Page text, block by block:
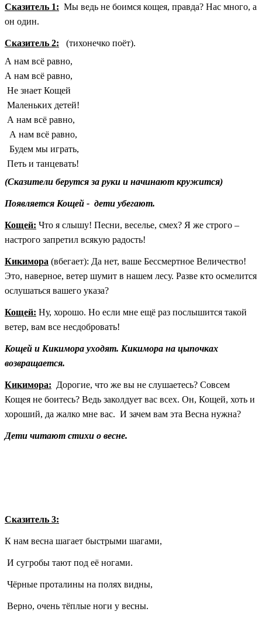
Сказитель 1: Мы ведь не боимся кощея, правда? Нас много, а
он один.
Сказитель 2: (тихонечко поёт).
А нам всё равно,
А нам всё равно,
Не знает Кощей
Маленьких детей!
А нам всё равно,
А нам всё равно,
Будем мы играть,
Петь и танцевать!
(Сказители берутся за руки и начинают кружится)
Появляется Кощей - дети убегают.
Кощей: Что я слышу! Песни, веселье, смех? Я же строго –
настрого запретил всякую радость!
Кикимора (вбегает): Да нет, ваше Бессмертное Величество!
Это, наверное, ветер шумит в нашем лесу. Разве кто осмелится
ослушаться вашего указа?
Кощей: Ну, хорошо. Но если мне ещё раз послышится такой
ветер, вам все несдобровать!
Кощей и Кикимора уходят. Кикимора на цыпочках
возвращается.
Кикимора: Дорогие, что же вы не слушаетесь? Совсем
Кощея не боитесь? Ведь заколдует вас всех. Он, Кощей, хоть и
хороший, да жалко мне вас. И зачем вам эта Весна нужна?
Дети читают стихи о весне.
Сказитель 3:
К нам весна шагает быстрыми шагами,
И сугробы тают под её ногами.
Чёрные проталины на полях видны,
Верно, очень тёплые ноги у весны.